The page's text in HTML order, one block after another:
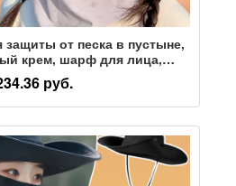
защиты от песка в пустыне,
крем, шарф для лица,
маска для пешего туризма,
кемпинга и отдыха
руб.